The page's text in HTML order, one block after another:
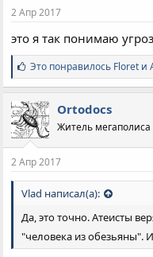
:
2 Апр 2017
это я так понимаю
С
и
м
п
а
т
и
:
Это понравилось Floret и
Ortodocs
Житель мегаполиса
2 Апр 2017
Vlad написал(а):
Да, это точно. Атеисты
"человека из обезьяны".